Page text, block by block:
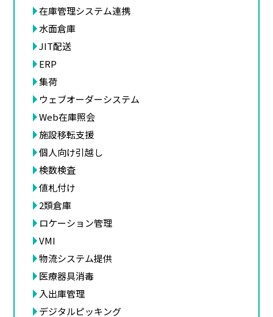
在庫管理システム連携
水面倉庫
JIT配送
ERP
集荷
ウェブオーダーシステム
Web在庫照会
施設移転支援
個人向け引越し
検数検査
値札付け
2類倉庫
ロケーション管理
VMI
物流システム提供
医療器具消毒
入出庫管理
デジタルピッキング